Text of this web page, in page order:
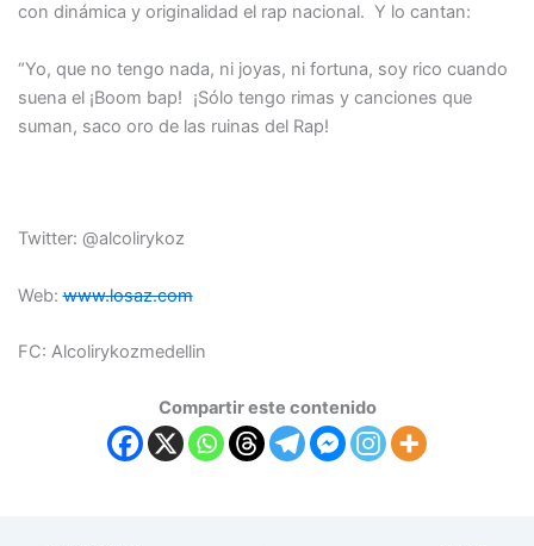
con dinámica y originalidad el rap nacional. Y lo cantan:
“Yo, que no tengo nada, ni joyas, ni fortuna, soy rico cuando
suena el ¡Boom bap! ¡Sólo tengo rimas y canciones que
suman, saco oro de las ruinas del Rap!
Twitter: @alcolirykoz
Web:www.losaz.com
FC: Alcolirykozmedellin
Compartir este contenido